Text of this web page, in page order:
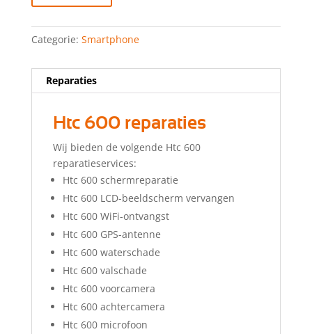
Categorie: Smartphone
Reparaties
Htc 600 reparaties
Wij bieden de volgende Htc 600
reparatieservices:
Htc 600 schermreparatie
Htc 600 LCD-beeldscherm vervangen
Htc 600 WiFi-ontvangst
Htc 600 GPS-antenne
Htc 600 waterschade
Htc 600 valschade
Htc 600 voorcamera
Htc 600 achtercamera
Htc 600 microfoon